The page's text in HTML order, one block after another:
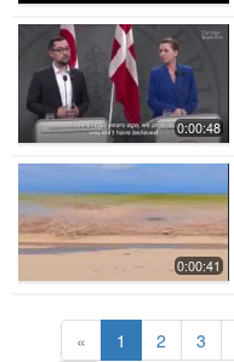
0:00:48
0:00:41
« 1 2 3